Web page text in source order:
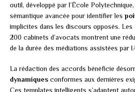
outil, développé par l’École Polytechnique,
sémantique avancée pour identifier les
implicites dans les discours opposés. Les
200 cabinets d’avocats montrent une
de la durée des médiations assistées par
La rédaction des accords bénéficie
dynamiques conformes aux dernières
Ces templates intelligents s’adaptent